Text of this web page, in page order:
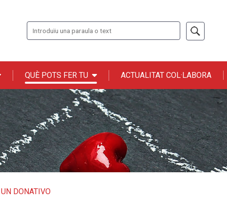
Cerca
QUÈ POTS FER TU ACTUALITAT COL·LABORA
DONATIVO